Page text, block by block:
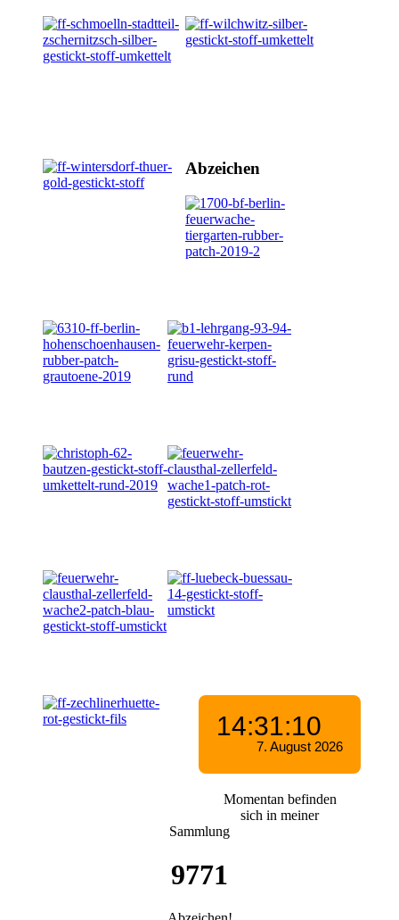
Abzeichen
Momentan befinden
sich in meiner
Sammlung
9771